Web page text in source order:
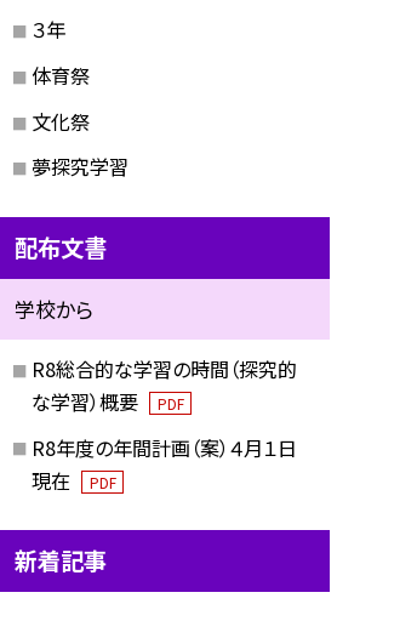
３年
体育祭
文化祭
夢探究学習
配布文書
学校から
R8総合的な学習の時間（探究的
な学習）概要
PDF
R8年度の年間計画（案）４月１日
現在
PDF
新着記事